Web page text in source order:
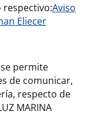
respectivo:Aviso
Eliecer
permite
de comunicar,
respecto de
MARINA